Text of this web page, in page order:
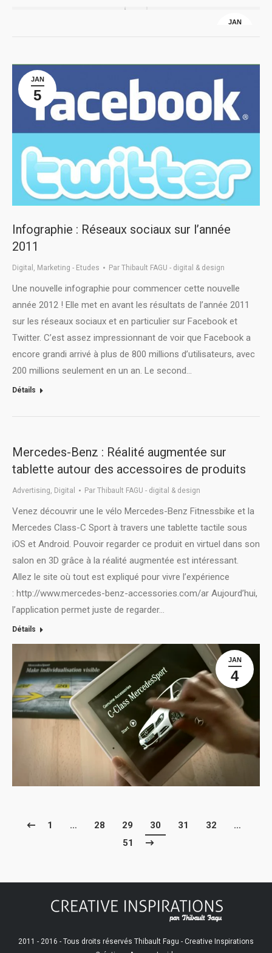
JAN
JAN
5
Infographie : Réseaux sociaux sur l’année
2011
Digital , Marketing - Etudes Par Thibault FAGU - digital & design
Une nouvelle infographie pour commencer cette nouvelle
année 2012 ! Elle met en avant les résultats de l’année 2011
sur les réseaux sociaux et en particulier sur Facebook et
Twitter. C’est assez impressionnant de voir que Facebook a
encore grandi arrivé à plus de 800 millions d’utilisateurs, avec
200 millions seulement en un an. Le second…
Détails
Mercedes-Benz : Réalité augmentée sur
tablette autour des accessoires de produits
Advertising, Digital Par Thibault FAGU - digital & design
Venez découvrir une le vélo Mercedes-Benz Fitnessbike et la
Mercedes Class-C Sport à travers une tablette tactile sous
iOS et Android. Pouvoir regarder ce produit en virtuel dans son
salon en 3D grâce à la réalité augmentée est intéressant.
Allez le site où tout est expliqué pour vivre l’expérience
: http://www.mercedes-benz-accessories.com/ar Aujourd’hui,
l’application permet juste de regarder…
Détails
JAN
4
1 … 28 29 30 31 32
…
51
2011 - 2016 - Tous droits réservés Thibault Fagu - Creative Inspirations